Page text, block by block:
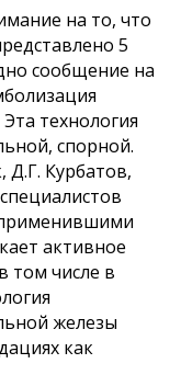
на то, что
5
сообщение на
технология
спорной.
Д.Г. Курбатов,
активное
том числе в
железы
как